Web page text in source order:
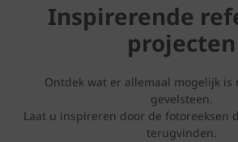
Inspirerende
projecten
Ontdek wat er allemaal mogelijk is
gevelsteen.
Laat u inspireren door de fotoreeksen
terugvinden.